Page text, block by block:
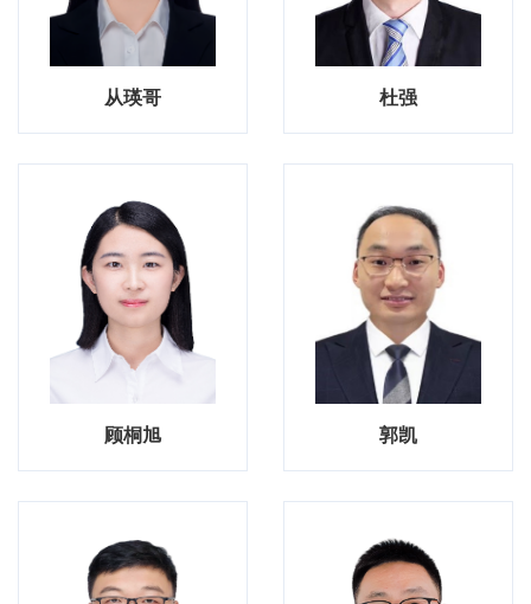
从瑛哥 杜强
顾桐旭 郭凯